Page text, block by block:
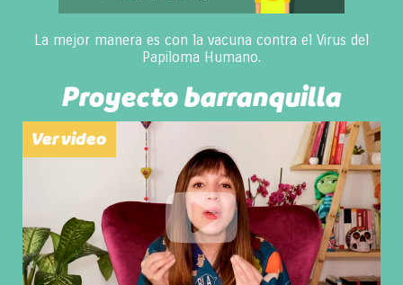
La mejor manera es con la vacuna contra el Virus del
Papiloma Humano.
Proyecto barranquilla
Ver video